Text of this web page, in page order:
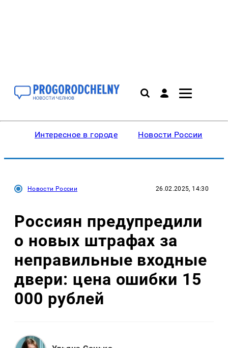
Интересное в городе Новости России
Новости России 26.02.2025, 14:30
Россиян предупредили
о новых штрафах за
неправильные входные
двери: цена ошибки 15
000 рублей